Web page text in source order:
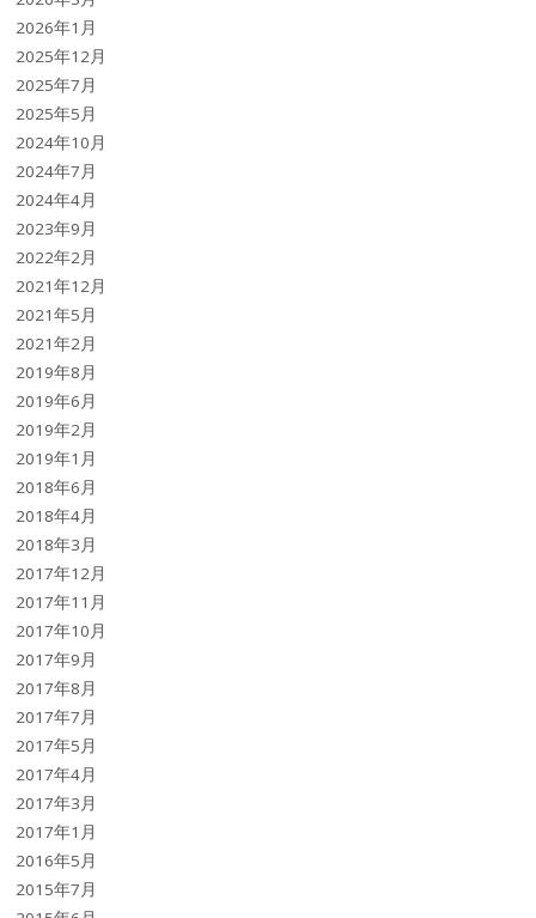
2026年1月
2025年12月
2025年7月
2025年5月
2024年10月
2024年7月
2024年4月
2023年9月
2022年2月
2021年12月
2021年5月
2021年2月
2019年8月
2019年6月
2019年2月
2019年1月
2018年6月
2018年4月
2018年3月
2017年12月
2017年11月
2017年10月
2017年9月
2017年8月
2017年7月
2017年5月
2017年4月
2017年3月
2017年1月
2016年5月
2015年7月